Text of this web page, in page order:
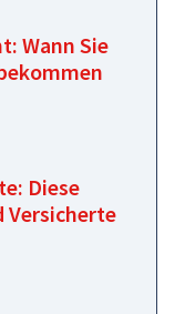
Wann Sie
Diese
Versicherte